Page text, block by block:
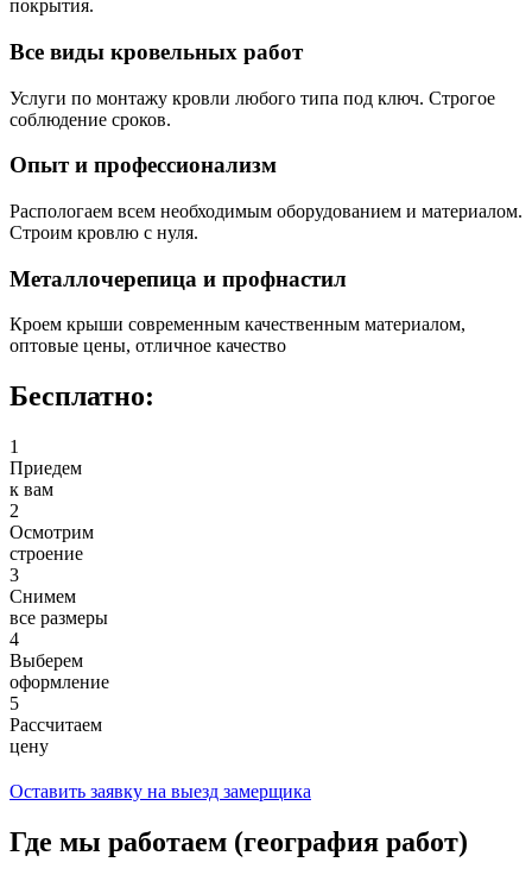
покрытия.
Все виды кровельных работ
Услуги по монтажу кровли любого типа под ключ. Строгое
соблюдение сроков.
Опыт и профессионализм
Распологаем всем необходимым оборудованием и материалом.
Строим кровлю с нуля.
Металлочерепица и профнастил
Кроем крыши современным качественным материалом,
оптовые цены, отличное качество
Бесплатно:
1
Приедем
к вам
2
Осмотрим
строение
3
Снимем
все размеры
4
Выберем
оформление
5
Рассчитаем
цену
Оставить заявку на выезд замерщика
Где мы работаем (география работ)